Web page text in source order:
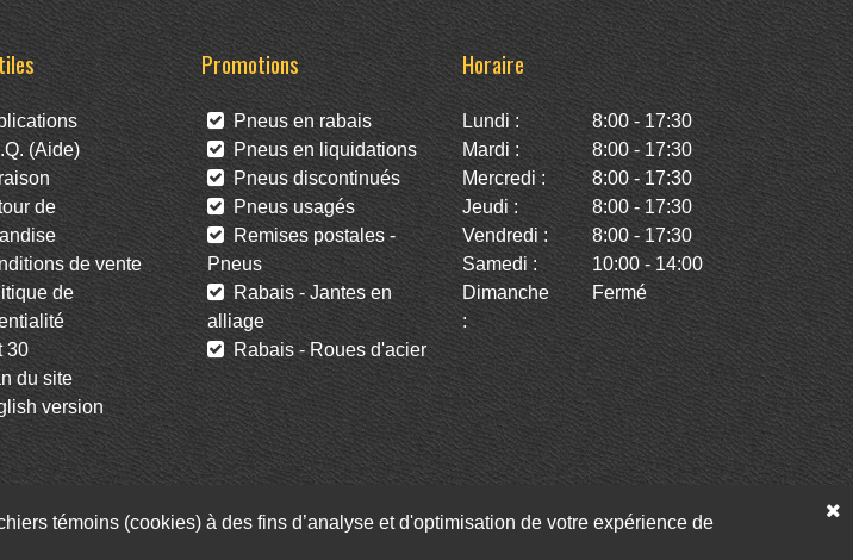
(Aide)
de
de vente
de
du site
version
Promotions
Pneus en rabais
Pneus en liquidations
Pneus discontinués
Pneus usagés
Remises postales -
Pneus
Rabais - Jantes en
alliage
Rabais - Roues d'acier
Horaire
Lundi :
8:00 - 17:30
Mardi :
8:00 - 17:30
Mercredi :
8:00 - 17:30
Jeudi :
8:00 - 17:30
Vendredi :
8:00 - 17:30
Samedi :
10:00 - 14:00
Dimanche
:
Fermé
Twitter Infolettre
témoins (cookies) à des fins d’analyse et d'optimisation de votre expérience de